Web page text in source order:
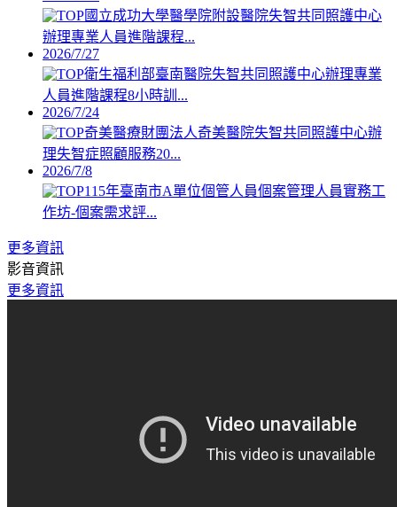
國立成功大學醫學院附設醫院失智共同照護中心
辦理專業人員進階課程...
2026/7/27
衛生福利部臺南醫院失智共同照護中心辦理專業
人員進階課程8小時訓...
2026/7/24
奇美醫療財團法人奇美醫院失智共同照護中心辦
理失智症照顧服務20...
2026/7/8
115年臺南市A單位個管人員個案管理人員實務工
作坊-個案需求評...
更多資訊
影音資訊
更多資訊